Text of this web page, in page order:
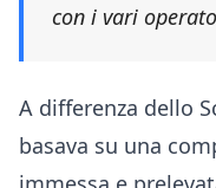
con i vari
A differenza dello
basava su una